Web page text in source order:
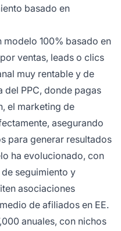
basado en
100% basado en
ventas, leads o clics
muy rentable y de
PPC, donde pagas
el marketing de
asegurando
para generar resultados
ha evolucionado, con
seguimiento y
asociaciones
de afiliados en EE.
anuales, con nichos